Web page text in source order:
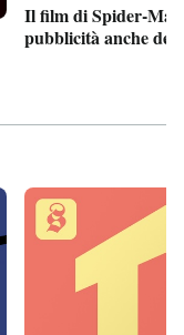
Il film di Spider-Man
pubblicità anche